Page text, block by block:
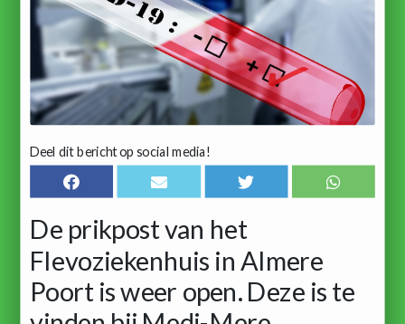
Deel dit bericht op social media!
De prikpost van het
Flevoziekenhuis in Almere
Poort is weer open. Deze is te